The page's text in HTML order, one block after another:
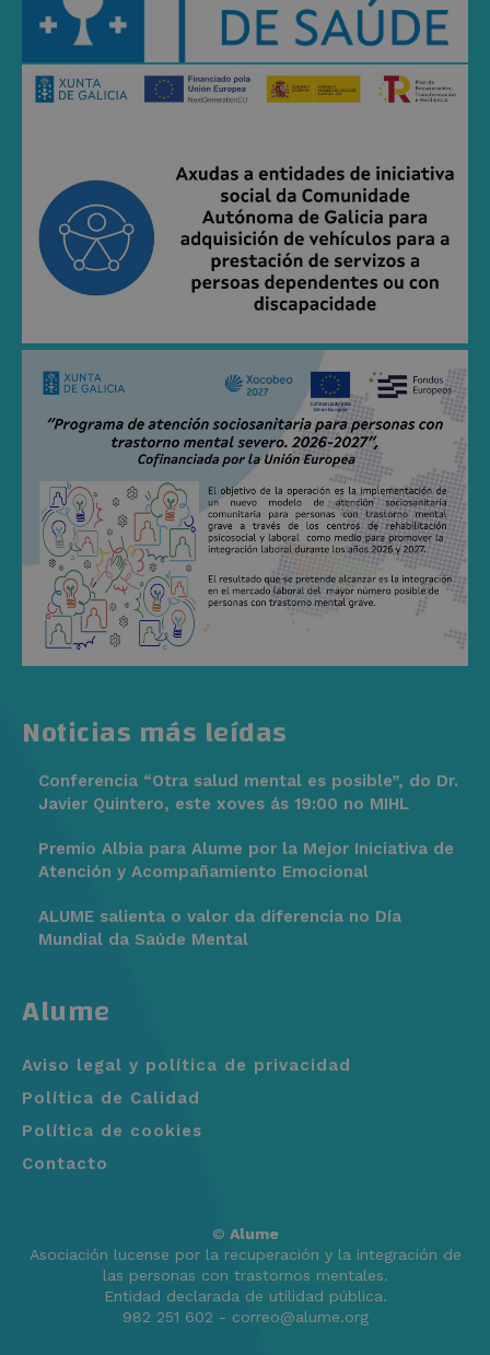
Alume
Aviso legal y política de privacidad
Política de Calidad
Política de cookies
Contacto
Noticias más leídas
Conferencia “Otra salud mental es posible”, do Dr.
Javier Quintero, este xoves ás 19:00 no MIHL
Premio Albia para Alume por la Mejor Iniciativa de
Atención y Acompañamiento Emocional
ALUME salienta o valor da diferencia no Día
Mundial da Saúde Mental
© Alume
Asociación lucense por la recuperación y la integración de
las personas con trastornos mentales.
Entidad declarada de utilidad pública.
982 251 602 - correo@alume.org